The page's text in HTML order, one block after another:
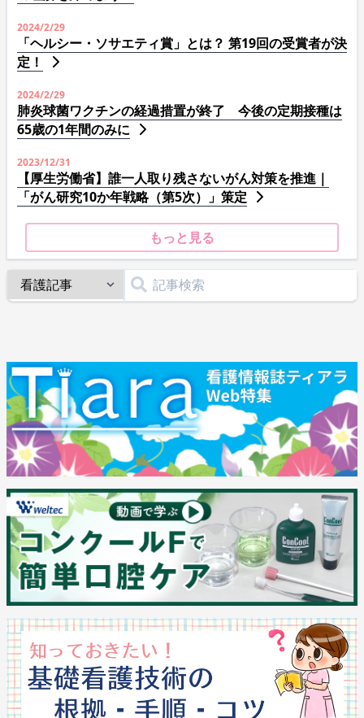
2024/2/29
「ヘルシー・ソサエティ賞」とは？ 第19回の受賞者が決
定！
2024/2/29
肺炎球菌ワクチンの経過措置が終了 今後の定期接種は
65歳の1年間のみに
2023/12/31
【厚生労働省】誰一人取り残さないがん対策を推進｜
「がん研究10か年戦略（第5次）」策定
もっと見る